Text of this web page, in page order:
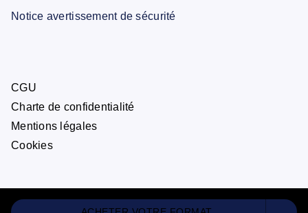
Notice avertissement de sécurité
CGU
Charte de confidentialité
Mentions légales
Cookies